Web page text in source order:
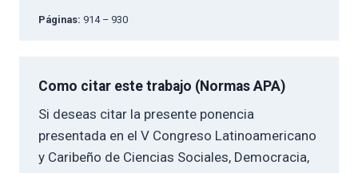
Páginas: 914 – 930
Como citar este trabajo (Normas APA)
Si deseas citar la presente ponencia
presentada en el V Congreso Latinoamericano
y Caribeño de Ciencias Sociales, Democracia,